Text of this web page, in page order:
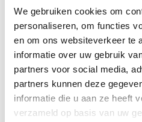
We gebruiken cookies om
personaliseren, om functies
en om ons websiteverkeer te
informatie over uw gebruik
partners voor social media,
partners kunnen deze
informatie die u aan ze heeft
verzameld op basis van uw
doos met de essentials die
hebben, zoals toiletartikelen,
documenten. Zorg
makkelijk kunt vinden.
6. Regel de